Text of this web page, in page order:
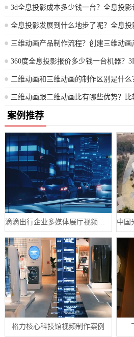
案例推荐
滴滴出行企业多媒体展厅视频制作案例
格力核心科技馆视频制作案例